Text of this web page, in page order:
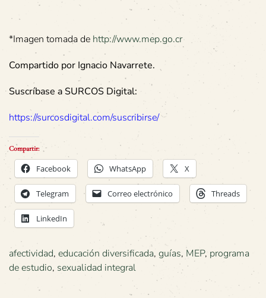
*Imagen tomada de http://www.mep.go.cr
Compartido por Ignacio Navarrete.
Suscríbase a SURCOS Digital:
https://surcosdigital.com/suscribirse/
Compartir:
Facebook WhatsApp X
Telegram Correo electrónico Threads
LinkedIn
afectividad, educación diversificada, guías, MEP, programa
de estudio, sexualidad integral